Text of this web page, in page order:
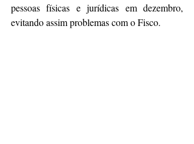
pessoas físicas e jurídicas em dezembro,
evitando assim problemas com o Fisco.